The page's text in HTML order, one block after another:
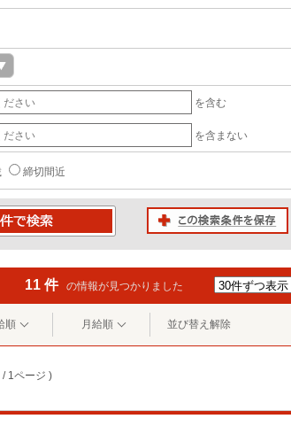
を含む
を含まない
締切間近
11 件 の情報が見つかりました
順 月給順 並び替え解除
/ 1ページ )